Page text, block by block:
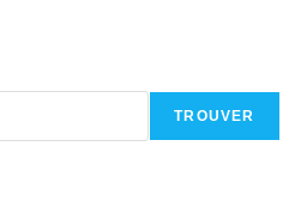
TROUVER